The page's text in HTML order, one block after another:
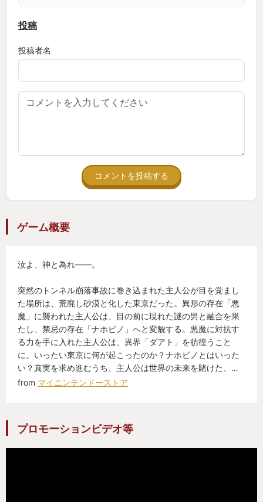
投稿
投稿者名
コメントを投稿する
ゲーム概要
汝よ、神と為れ――。
突然のトンネル崩落事故に巻き込まれた主人公が目を覚まし
た場所は、荒廃し砂漠と化した東京だった。異形の存在「悪
魔」に襲われた主人公は、目の前に現れた謎の男と融合を果
たし、禁忌の存在「ナホビノ」へと変貌する。悪魔に対抗す
る力を手に入れた主人公は、異界「ダアト」を彷徨うこと
に。いったい東京に何が起こったのか？ナホビノとはいった
い？真実を求め進むうち、主人公は世界の未来を賭けた、…
from マイニンテンドーストア
プロモーションビデオ等